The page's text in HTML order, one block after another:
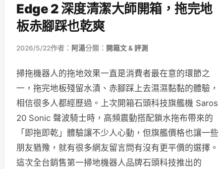
Edge 2 深度清潔大師開箱，拖完地
板赤腳踩也乾爽
2026/5/22作者： 阿湯分類： 開箱文 & 評測
掃拖機器人的拖地效果一直是消費者最在意的環節之
一，拖完地板殘留水漬、赤腳踩上去濕濕黏黏的體驗，
相信很多人都經歷過。上次開箱石頭科技旗艦機 Saros
20 Sonic 聲波騎士時，高頻震動搭配鎖水拖布帶來的
「即拖即乾」體驗讓不少人心動，但旗艦價格也讓一些
朋友猶豫，就有很多網友留言問有沒有更平價的選擇。
這次全台銷售第一掃地機器人品牌石頭科技推出的